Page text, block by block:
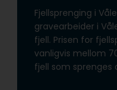
Fjellsprenging i
gravearbeider i
fjell. Prisen for
vanligvis mellom
fjell som sprenges